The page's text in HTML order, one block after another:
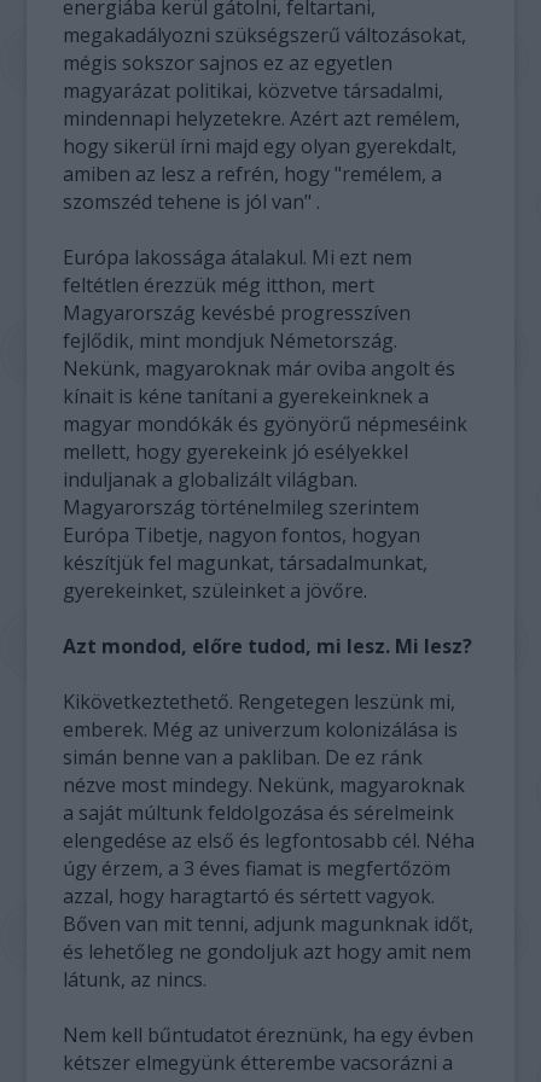
energiába kerül gátolni, feltartani,
megakadályozni szükségszerű változásokat,
mégis sokszor sajnos ez az egyetlen
magyarázat politikai, közvetve társadalmi,
mindennapi helyzetekre. Azért azt remélem,
hogy sikerül írni majd egy olyan gyerekdalt,
amiben az lesz a refrén, hogy "remélem, a
szomszéd tehene is jól van" .
Európa lakossága átalakul. Mi ezt nem
feltétlen érezzük még itthon, mert
Magyarország kevésbé progresszíven
fejlődik, mint mondjuk Németország.
Nekünk, magyaroknak már oviba angolt és
kínait is kéne tanítani a gyerekeinknek a
magyar mondókák és gyönyörű népmeséink
mellett, hogy gyerekeink jó esélyekkel
induljanak a globalizált világban.
Magyarország történelmileg szerintem
Európa Tibetje, nagyon fontos, hogyan
készítjük fel magunkat, társadalmunkat,
gyerekeinket, szüleinket a jövőre.
Azt mondod, előre tudod, mi lesz. Mi lesz?
Kikövetkeztethető. Rengetegen leszünk mi,
emberek. Még az univerzum kolonizálása is
simán benne van a pakliban. De ez ránk
nézve most mindegy. Nekünk, magyaroknak
a saját múltunk feldolgozása és sérelmeink
elengedése az első és legfontosabb cél. Néha
úgy érzem, a 3 éves fiamat is megfertőzöm
azzal, hogy haragtartó és sértett vagyok.
Bőven van mit tenni, adjunk magunknak időt,
és lehetőleg ne gondoljuk azt hogy amit nem
látunk, az nincs.
Nem kell bűntudatot éreznünk, ha egy évben
kétszer elmegyünk étterembe vacsorázni a